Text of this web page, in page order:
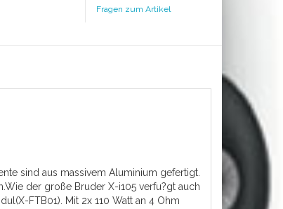
Fragen zum Artikel
sind aus massivem Aluminium gefertigt.
der große Bruder X-i105 verfu?gt auch
FTB01). Mit 2x 110 Watt an 4 Ohm